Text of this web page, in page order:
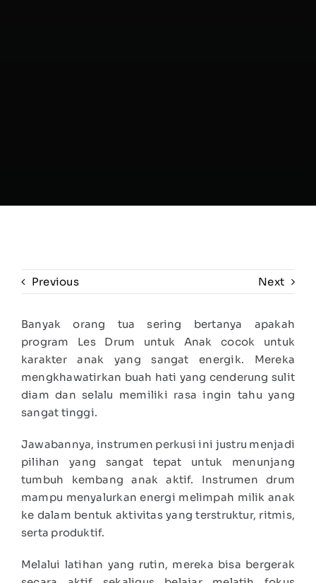
Previous Next
Banyak orang tua sering bertanya apakah
program Les Drum untuk Anak cocok untuk
karakter anak yang sangat energik. Mereka
mengkhawatirkan buah hati yang cenderung sulit
diam dan selalu memiliki rasa ingin tahu yang
sangat tinggi.
Jawabannya, instrumen perkusi ini justru menjadi
pilihan yang sangat tepat untuk menunjang
tumbuh kembang anak aktif. Instrumen drum
mampu menyalurkan energi melimpah milik anak
ke dalam bentuk aktivitas yang terstruktur, ritmis,
serta produktif.
Melalui latihan yang rutin, mereka bisa bergerak